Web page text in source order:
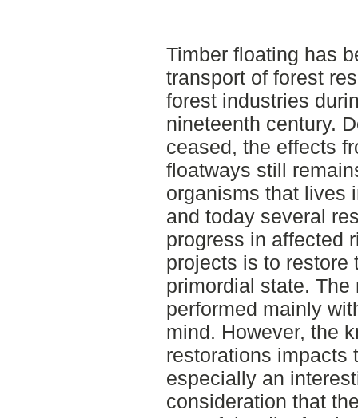
Timber floating has
transport of forest
forest industries
nineteenth century.
ceased, the effects
floatways still
organisms that lives
and today several
progress in affected
projects is to restore
primordial state.
performed mainly
mind. However, the
restorations impacts
especially an
consideration that